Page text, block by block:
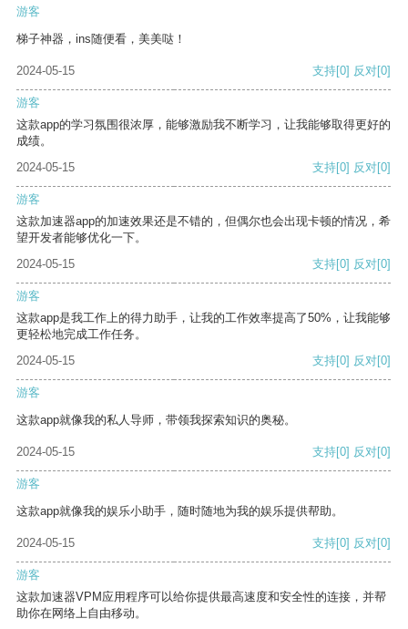
游客
梯子神器，ins随便看，美美哒！
2024-05-15 支持[0] 反对[0]
游客
这款app的学习氛围很浓厚，能够激励我不断学习，让我能够取得更好的
成绩。
2024-05-15
支持[0] 反对[0]
游客
这款加速器app的加速效果还是不错的，但偶尔也会出现卡顿的情况，希
望开发者能够优化一下。
2024-05-15
支持[0] 反对[0]
游客
这款app是我工作上的得力助手，让我的工作效率提高了50%，让我能够
更轻松地完成工作任务。
2024-05-15
支持[0] 反对[0]
游客
这款app就像我的私人导师，带领我探索知识的奥秘。
2024-05-15 支持[0] 反对[0]
游客
这款app就像我的娱乐小助手，随时随地为我的娱乐提供帮助。
2024-05-15 支持[0] 反对[0]
游客
这款加速器VPM应用程序可以给你提供最高速度和安全性的连接，并帮
助你在网络上自由移动。